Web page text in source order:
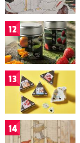
12
13
14